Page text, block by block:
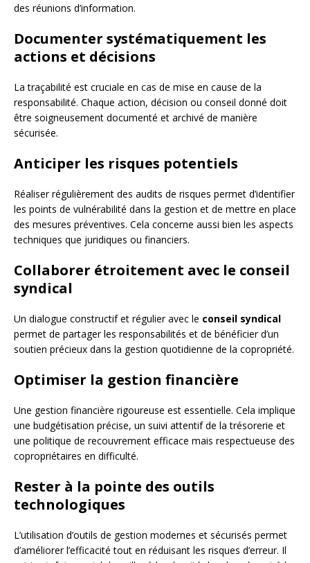
des réunions d’information.
Documenter systématiquement les
actions et décisions
La traçabilité est cruciale en cas de mise en cause de la
responsabilité. Chaque action, décision ou conseil donné doit
être soigneusement documenté et archivé de manière
sécurisée.
Anticiper les risques potentiels
Réaliser régulièrement des audits de risques permet d’identifier
les points de vulnérabilité dans la gestion et de mettre en place
des mesures préventives. Cela concerne aussi bien les aspects
techniques que juridiques ou financiers.
Collaborer étroitement avec le conseil
syndical
Un dialogue constructif et régulier avec le conseil syndical
permet de partager les responsabilités et de bénéficier d’un
soutien précieux dans la gestion quotidienne de la copropriété.
Optimiser la gestion financière
Une gestion financière rigoureuse est essentielle. Cela implique
une budgétisation précise, un suivi attentif de la trésorerie et
une politique de recouvrement efficace mais respectueuse des
copropriétaires en difficulté.
Rester à la pointe des outils
technologiques
L’utilisation d’outils de gestion modernes et sécurisés permet
d’améliorer l’efficacité tout en réduisant les risques d’erreur. Il